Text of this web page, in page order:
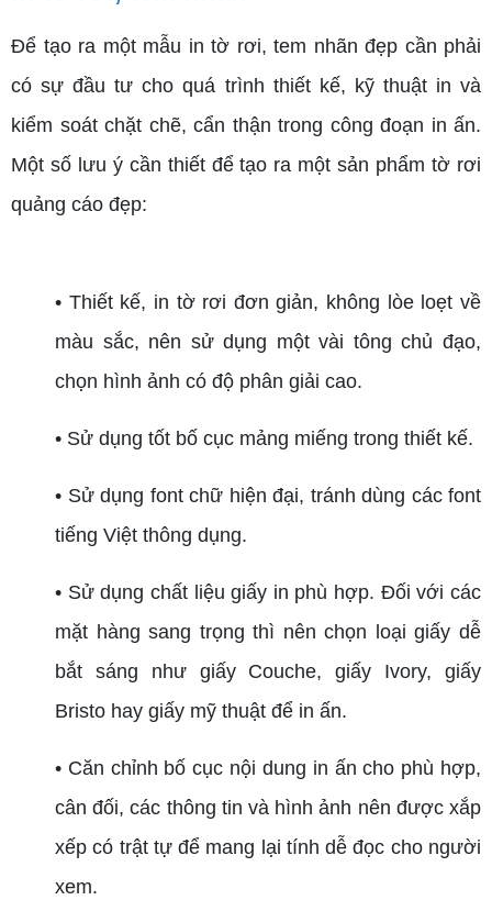
Để tạo ra một mẫu in tờ rơi, tem nhãn đẹp cần phải
có sự đầu tư cho quá trình thiết kế, kỹ thuật in và
kiểm soát chặt chẽ, cẩn thận trong công đoạn in ấn.
Một số lưu ý cần thiết để tạo ra một sản phẩm tờ rơi
quảng cáo đẹp:
• Thiết kế, in tờ rơi đơn giản, không lòe loẹt về
màu sắc, nên sử dụng một vài tông chủ đạo,
chọn hình ảnh có độ phân giải cao.
• Sử dụng tốt bố cục mảng miếng trong thiết kế.
• Sử dụng font chữ hiện đại, tránh dùng các font
tiếng Việt thông dụng.
• Sử dụng chất liệu giấy in phù hợp. Đối với các
mặt hàng sang trọng thì nên chọn loại giấy dễ
bắt sáng như giấy Couche, giấy Ivory, giấy
Bristo hay giấy mỹ thuật để in ấn.
• Căn chỉnh bố cục nội dung in ấn cho phù hợp,
cân đối, các thông tin và hình ảnh nên được xắp
xếp có trật tự để mang lại tính dễ đọc cho người
xem.